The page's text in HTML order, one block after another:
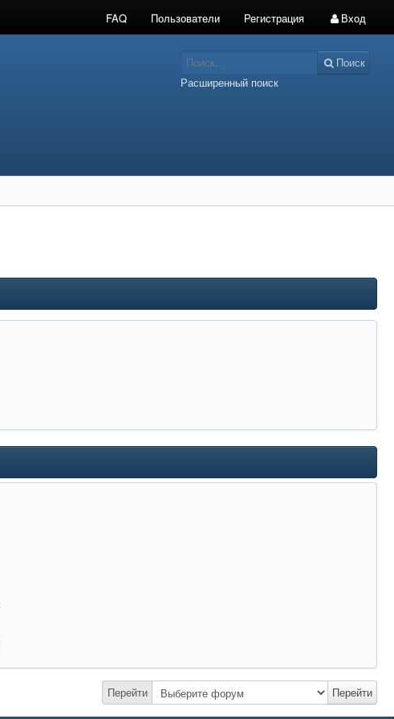
FAQ Пользователи Регистрация Вход
Поиск
Расширенный поиск
Перейти Перейти